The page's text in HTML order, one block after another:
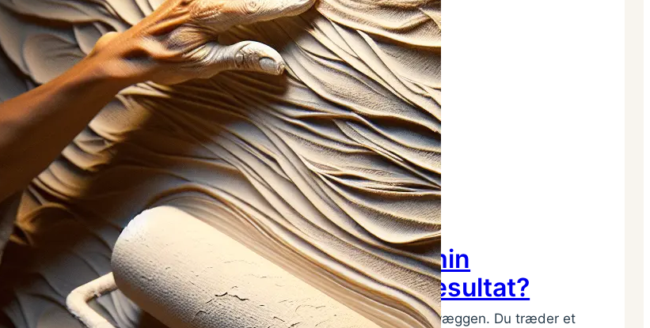
RENOVERING oktober 6, 2025
Hvordan kan jeg justere trykket på min
rullespartel for at opnå det bedste resultat?
Forestil dig, at du lige har rullet det første strøg spartelmasse op på væggen. Du træder et